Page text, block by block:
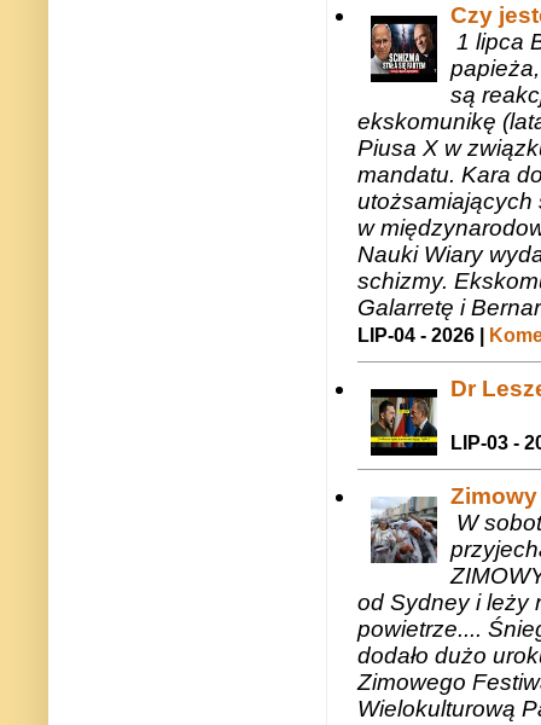
Czy
1 lipca
są
ekskomunikę
Piusa X w
mandatu. Kara
utożsamiających
w
Nauki Wiary
schizmy.
Galarretę i
LIP-04 - 2026 |
Dr
LIP-03 -
W
od Sydney i leży
powietrze....
dodało dużo
Zimowego
Wielokulturową